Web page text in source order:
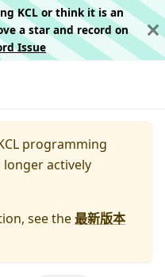
KCL or think it is an
a star and record on
Issue
programming
longer actively
see the最新版本